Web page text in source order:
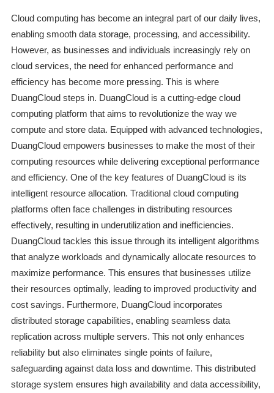
Cloud computing has become an integral part of our daily lives,
enabling smooth data storage, processing, and accessibility.
However, as businesses and individuals increasingly rely on
cloud services, the need for enhanced performance and
efficiency has become more pressing. This is where
DuangCloud steps in. DuangCloud is a cutting-edge cloud
computing platform that aims to revolutionize the way we
compute and store data. Equipped with advanced technologies,
DuangCloud empowers businesses to make the most of their
computing resources while delivering exceptional performance
and efficiency. One of the key features of DuangCloud is its
intelligent resource allocation. Traditional cloud computing
platforms often face challenges in distributing resources
effectively, resulting in underutilization and inefficiencies.
DuangCloud tackles this issue through its intelligent algorithms
that analyze workloads and dynamically allocate resources to
maximize performance. This ensures that businesses utilize
their resources optimally, leading to improved productivity and
cost savings. Furthermore, DuangCloud incorporates
distributed storage capabilities, enabling seamless data
replication across multiple servers. This not only enhances
reliability but also eliminates single points of failure,
safeguarding against data loss and downtime. This distributed
storage system ensures high availability and data accessibility,